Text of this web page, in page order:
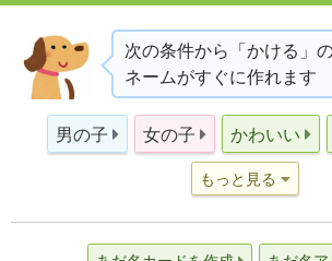
次の条件から「かける」
ネームがすぐに作れます
男の子 女の子 かわいい
もっと見る